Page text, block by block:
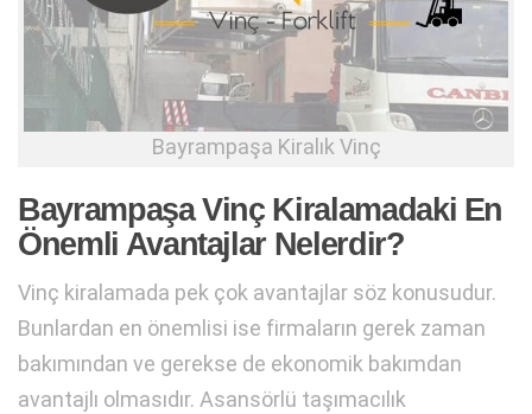
Bayrampaşa Kiralık Vinç
Bayrampaşa Vinç Kiralamadaki En
Önemli Avantajlar Nelerdir?
Vinç kiralamada pek çok avantajlar söz konusudur.
Bunlardan en önemlisi ise firmaların gerek zaman
bakımından ve gerekse de ekonomik bakımdan
avantajlı olmasıdır. Asansörlü taşımacılık